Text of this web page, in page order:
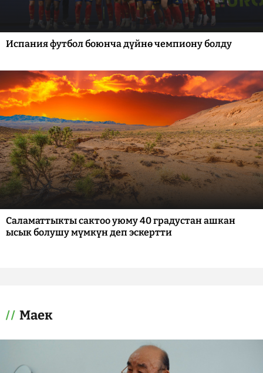
Испания футбол боюнча дүйнө чемпиону болду
Саламаттыкты сактоо уюму 40 градустан ашкан
ысык болушу мүмкүн деп эскертти
Маек